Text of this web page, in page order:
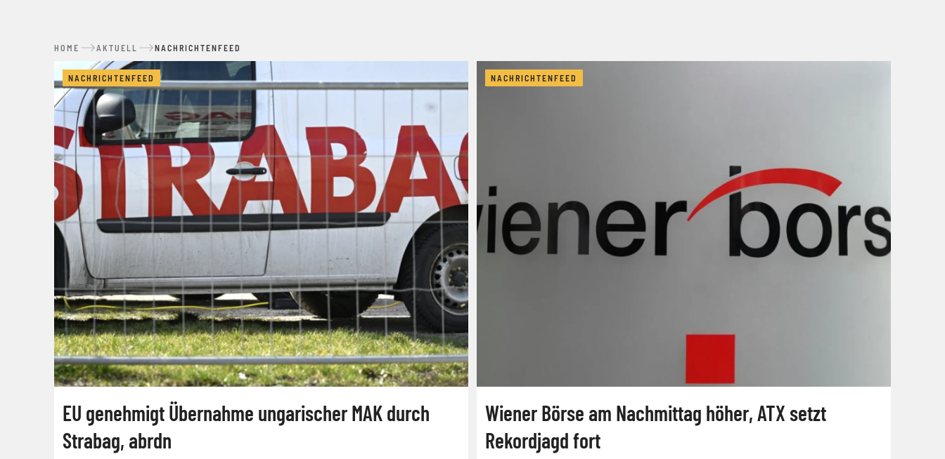
HOME AKTUELL NACHRICHTENFEED
NACHRICHTENFEED
EU genehmigt Übernahme ungarischer MAK durch
Strabag, abrdn
NACHRICHTENFEED
Wiener Börse am Nachmittag höher, ATX setzt
Rekordjagd fort